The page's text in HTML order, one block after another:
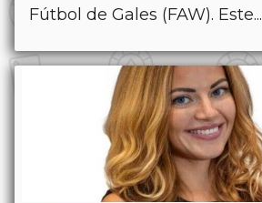
Fútbol de Gales (FAW). Este...